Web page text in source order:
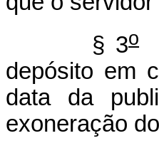
§ 3o
depósito em
data da
exoneração